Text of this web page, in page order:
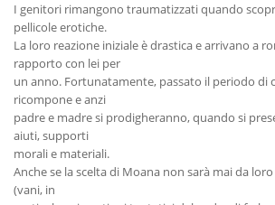
I genitori rimangono traumatizzati quando
pellicole erotiche.
La loro reazione iniziale è drastica e arrivano a
rapporto con lei per
un anno. Fortunatamente, passato il periodo di
ricompone e anzi
padre e madre si prodigheranno, quando si
aiuti, supporti
morali e materiali.
Anche se la scelta di Moana non sarà mai da
(vani, in